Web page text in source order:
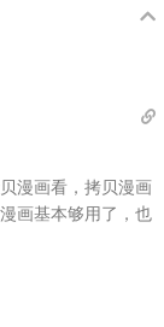
漫画看，拷贝漫画
画基本够用了，也